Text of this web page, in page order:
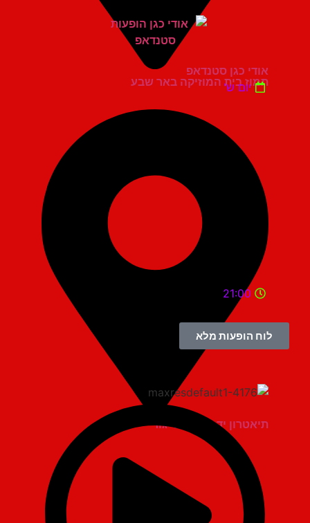
תמוז בית המוזיקה באר שבע
אודי כגן סטנדאפ
יום ש'
תיאטרון יד למגינים יגור
21:00
לוח הופעות מלא